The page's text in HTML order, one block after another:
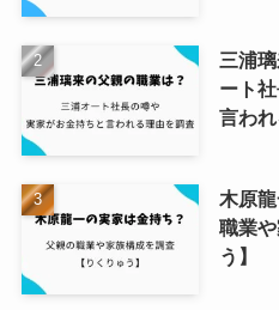
三浦
ート
言わ
木原
職業
う】